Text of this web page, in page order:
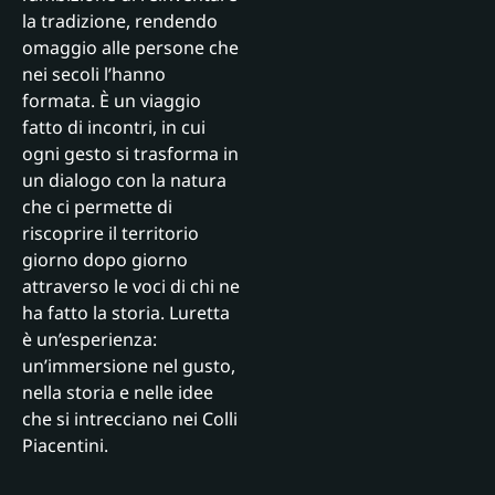
la tradizione, rendendo
omaggio alle persone che
nei secoli l’hanno
formata. È un viaggio
fatto di incontri, in cui
ogni gesto si trasforma in
un dialogo con la natura
che ci permette di
riscoprire il territorio
giorno dopo giorno
attraverso le voci di chi ne
ha fatto la storia. Luretta
è un’esperienza:
un’immersione nel gusto,
nella storia e nelle idee
che si intrecciano nei Colli
Piacentini.